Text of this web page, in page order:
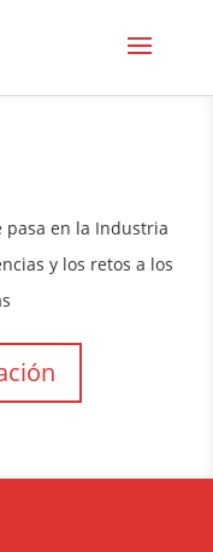
pasa en la Industria
y los retos a los